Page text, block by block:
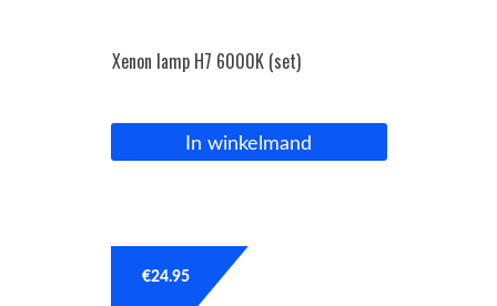
Xenon lamp H7 6000K (set)
In winkelmand
€24.95